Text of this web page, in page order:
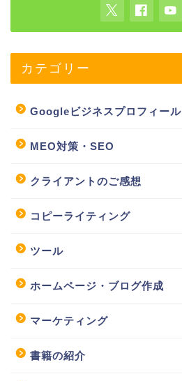
カテゴリー
Googleビジネスプロフィール
MEO対策・SEO
クライアントのご感想
コピーライティング
ツール
ホームページ・ブログ作成
マーケティング
書籍の紹介